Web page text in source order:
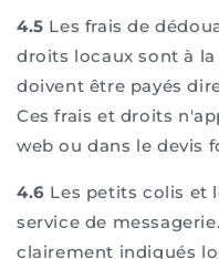
4.5 Les frais de
droits locaux sont à
doivent être payés
Ces frais et droits
web ou dans le devis
4.6 Les petits colis et
service de
clairement indiqués